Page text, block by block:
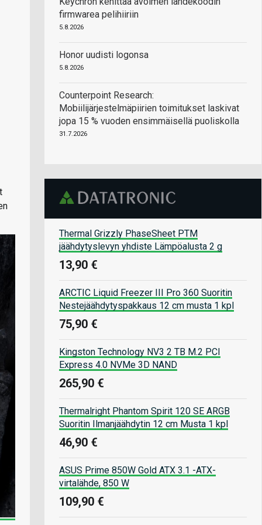
firmwarea pelihiiriin
5.8.2026
Honor uudisti logonsa
5.8.2026
Counterpoint Research:
Mobiilijärjestelmäpiirien toimitukset laskivat
jopa 15 % vuoden ensimmäisellä puoliskolla
31.7.2026
Thermal Grizzly PhaseSheet PTM
jäähdytyslevyn yhdiste Lämpöalusta 2 g
13,90 €
ARCTIC Liquid Freezer III Pro 360 Suoritin
Nestejäähdytyspakkaus 12 cm musta 1 kpl
75,90 €
Kingston Technology NV3 2 TB M.2 PCI
Express 4.0 NVMe 3D NAND
265,90 €
Thermalright Phantom Spirit 120 SE ARGB
Suoritin Ilmanjäähdytin 12 cm Musta 1 kpl
46,90 €
ASUS Prime 850W Gold ATX 3.1 -ATX-
virtalähde, 850 W
109,90 €